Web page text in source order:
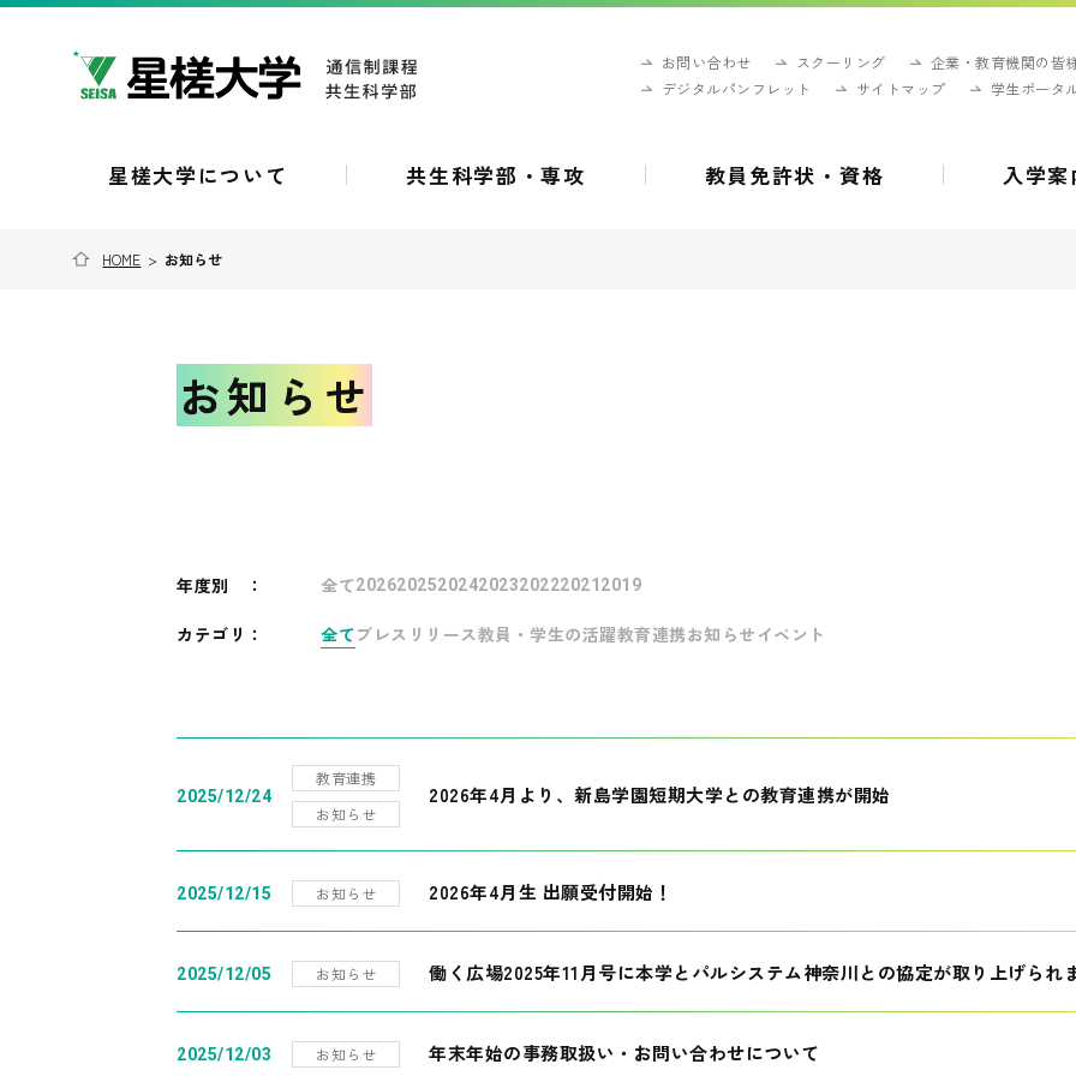
お問い合わせ スクーリング
企業・教育機関の皆
デジタルパンフレット
サイトマップ 学生ポータ
星槎大学について 共生科学部・専攻 教員免許状・資格 入学案
HOME > お知らせ
お知らせ
年度別 ： 全て202620252024202320222021 2019
カテゴリ： 全て プレスリリース教員・学生の活躍教育連携お知らせ イベント
2025/12/24
教育連携
お知らせ
2026年4月より、新島学園短期大学との教育連携が開始
2025/12/15 お知らせ 2026年4月生 出願受付開始！
2025/12/05 お知らせ 働く広場2025年11月号に本学とパルシステム神奈川との協定が取り上げられ
2025/12/03 お知らせ 年末年始の事務取扱い・お問い合わせについて